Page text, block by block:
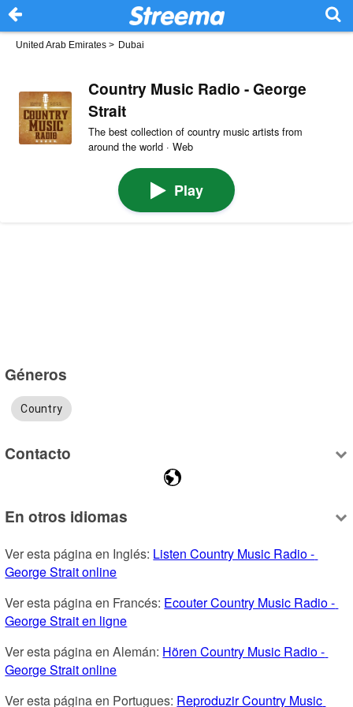
United Arab Emirates > Dubai
Country Music Radio - George
Strait
The best collection of country music artists from
around the world · Web
Play
Géneros
Country
Contacto
En otros idiomas
Ver esta página en Inglés: Listen Country Music Radio -
George Strait online
Ver esta página en Francés: Ecouter Country Music Radio -
George Strait en ligne
Ver esta página en Alemán: Hören Country Music Radio -
George Strait online
Ver esta página en Portugues: Reproduzir Country Music